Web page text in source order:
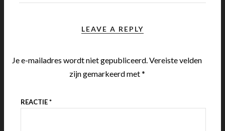
LEAVE A REPLY
Je e-mailadres wordt niet gepubliceerd.Vereiste velden
zijn gemarkeerd met*
REACTIE*